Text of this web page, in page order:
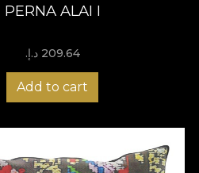
PERNA ALAI I
209.64 د.إ.‏
Add to cart